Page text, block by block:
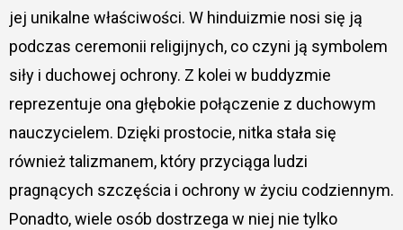
jej unikalne właściwości. W hinduizmie nosi się ją
podczas ceremonii religijnych, co czyni ją symbolem
siły i duchowej ochrony. Z kolei w buddyzmie
reprezentuje ona głębokie połączenie z duchowym
nauczycielem. Dzięki prostocie, nitka stała się
również talizmanem, który przyciąga ludzi
pragnących szczęścia i ochrony w życiu codziennym.
Ponadto, wiele osób dostrzega w niej nie tylko